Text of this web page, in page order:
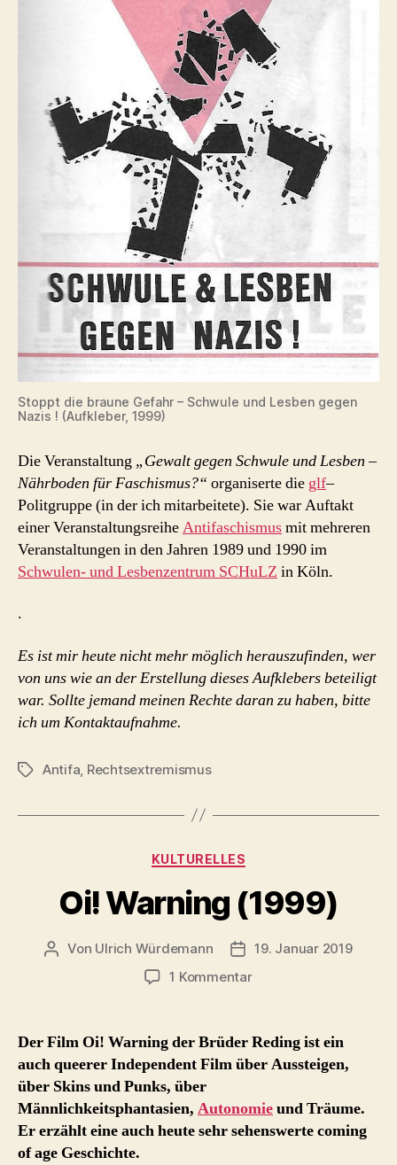
Stoppt die braune Gefahr – Schwule und Lesben gegen
Nazis ! (Aufkleber, 1999)
Die Veranstaltung „Gewalt gegen Schwule und Lesben –
Nährboden für Faschismus?“ organiserte die glf–
Politgruppe (in der ich mitarbeitete). Sie war Auftakt
einer VeranstaltungsreiheAntifaschismusmit mehreren
Veranstaltungen in den Jahren 1989 und 1990 im
Schwulen- und Lesbenzentrum SCHuLZ in Köln.
.
Es ist mir heute nicht mehr möglich herauszufinden, wer
von uns wie an der Erstellung dieses Aufklebers beteiligt
war. Sollte jemand meinen Rechte daran zu haben, bitte
ich um Kontaktaufnahme.
Schlagwörter
Antifa Rechtsextremismus
Kategorien
KULTURELLES
Oi! Warning (1999)
Beitragsautor
Von Ulrich Würdemann Beitragsdatum
19. Januar 2019
1 Kommentarzu
(1999)
Der Film Oi! Warning der Brüder Reding ist ein
auch queerer Independent Film über Aussteigen,
über Skins und Punks, über
Männlichkeitsphantasien, Autonomieund Träume.
Er erzählt eine auch heute sehr sehenswerte coming
of age Geschichte.